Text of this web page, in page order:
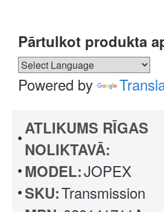
Pārtulkot produkta
Powered by
ATLIKUMS RĪGAS
NOLIKTAVĀ:
MODEL:JOPEX
SKU:Transmission